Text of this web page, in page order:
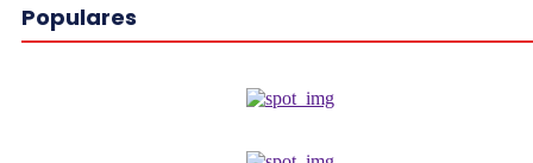
Populares